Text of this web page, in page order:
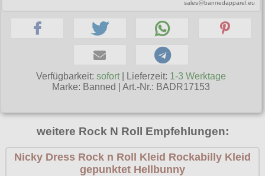
Verschiedenes
Necessary Evil
Pentagramme
Poizen Industries
Queen of Darkness
Relco
Outdoorbekleidung
Petticoats
Poloshirts
Begriffe
Gothic Shop
Hot Rod
sales@bannedapparel.eu
Verfügbarkeit:sofort | Lieferzeit: 1-3 Werktage
Marke: Banned |Art.-Nr.: BADR17153
weitere Rock N Roll Empfehlungen:
Nicky Dress Rock n Roll Kleid Rockabilly Kleid
gepunktet Hellbunny